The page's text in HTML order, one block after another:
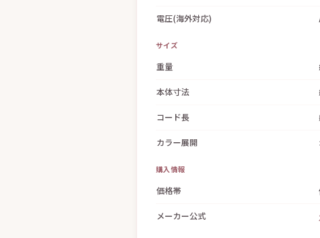
電圧(海外対応)
サイズ
重量
本体寸法
コード長
カラー展開
購入情報
価格帯
メーカー公式